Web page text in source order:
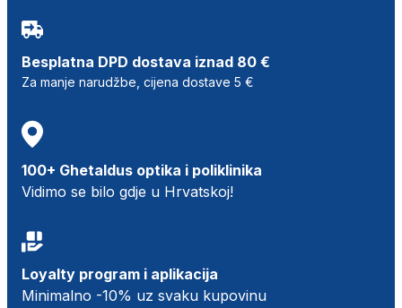
Besplatna DPD dostava iznad 80 €
Za manje narudžbe, cijena dostave 5 €
100+ Ghetaldus optika i poliklinika
Vidimo se bilo gdje u Hrvatskoj!
Loyalty program i aplikacija
Minimalno -10% uz svaku kupovinu